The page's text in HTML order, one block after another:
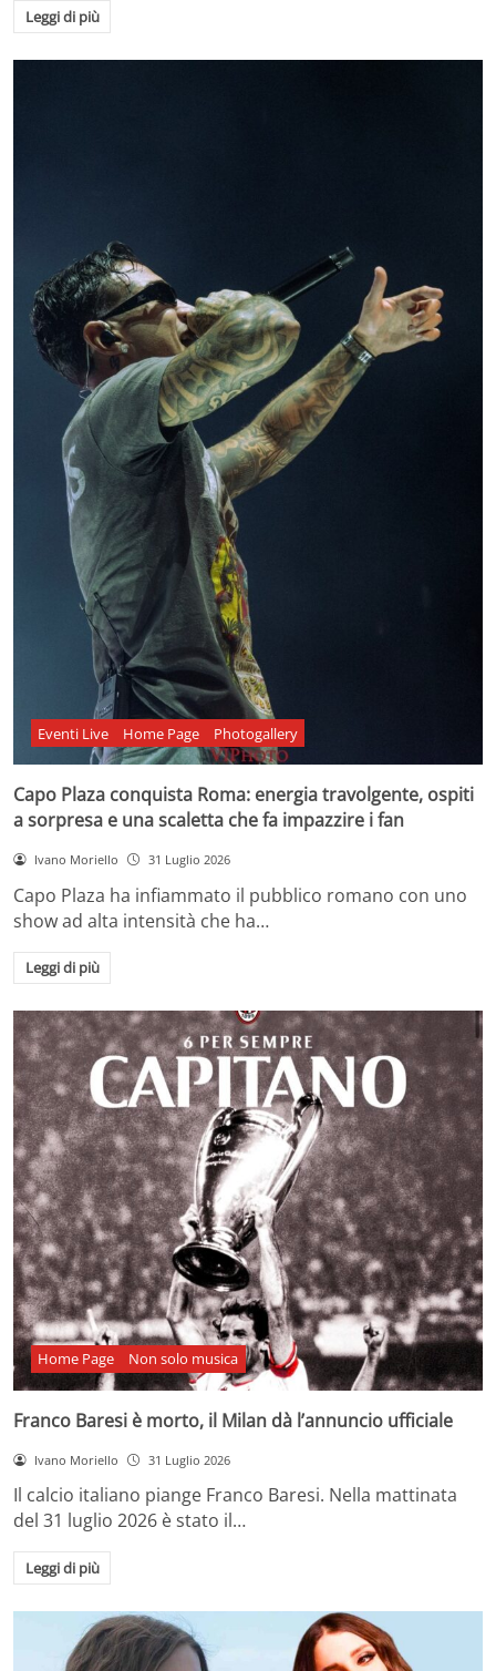
Leggi di più
Eventi Live Home Page Photogallery
Capo Plaza conquista Roma: energia travolgente, ospiti
a sorpresa e una scaletta che fa impazzire i fan
Ivano Moriello 31 Luglio 2026
Capo Plaza ha infiammato il pubblico romano con uno
show ad alta intensità che ha…
Leggi di più
Home Page Non solo musica
Franco Baresi è morto, il Milan dà l’annuncio ufficiale
Ivano Moriello 31 Luglio 2026
Il calcio italiano piange Franco Baresi. Nella mattinata
del 31 luglio 2026 è stato il…
Leggi di più